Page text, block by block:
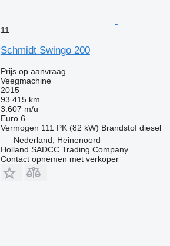
11
Schmidt Swingo 200
Prijs op aanvraag
Veegmachine
2015
93.415 km
3.607 m/u
Euro 6
Vermogen 111 PK (82 kW) Brandstof diesel
Nederland, Heinenoord
Holland SADCC Trading Company
Contact opnemen met verkoper